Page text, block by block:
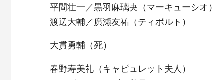
平間壮一／黒羽麻璃央（マーキューシオ）
渡辺大輔／廣瀬友祐（ティボルト）
大貫勇輔（死）
春野寿美礼（キャピュレット夫人）